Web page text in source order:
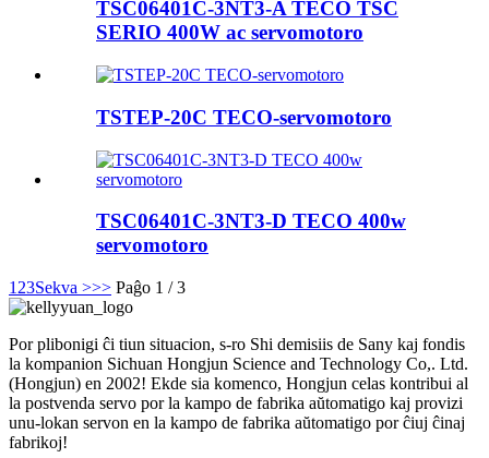
TSC06401C-3NT3-A TECO TSC
SERIO 400W ac servomotoro
TSTEP-20C TECO-servomotoro
TSC06401C-3NT3-D TECO 400w
servomotoro
1 23Sekva >>> Paĝo 1 / 3
Por plibonigi ĉi tiun situacion, s-ro Shi demisiis de Sany kaj fondis
la kompanion Sichuan Hongjun Science and Technology Co,. Ltd.
(Hongjun) en 2002! Ekde sia komenco, Hongjun celas kontribui al
la postvenda servo por la kampo de fabrika aŭtomatigo kaj provizi
unu-lokan servon en la kampo de fabrika aŭtomatigo por ĉiuj ĉinaj
fabrikoj!